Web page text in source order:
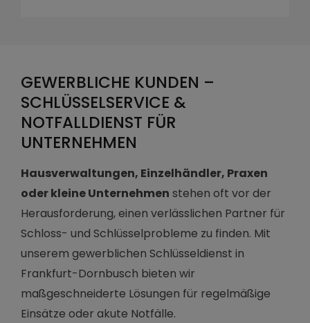
GEWERBLICHE KUNDEN –
SCHLÜSSELSERVICE &
NOTFALLDIENST FÜR
UNTERNEHMEN
Hausverwaltungen, Einzelhändler, Praxen
oder kleine Unternehmen stehen oft vor der
Herausforderung, einen verlässlichen Partner für
Schloss- und Schlüsselprobleme zu finden. Mit
unserem gewerblichen Schlüsseldienst in
Frankfurt-Dornbusch bieten wir
maßgeschneiderte Lösungen für regelmäßige
Einsätze oder akute Notfälle.